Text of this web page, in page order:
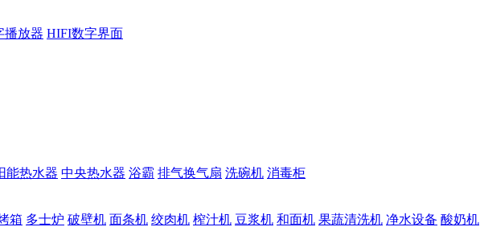
播放器 HIFI数字界面
能热水器 中央热水器 浴霸 排气换气扇 洗碗机 消毒柜
箱 多士炉 破壁机 面条机 绞肉机 榨汁机 豆浆机 和面机 果蔬清洗机 净水设备 酸奶机